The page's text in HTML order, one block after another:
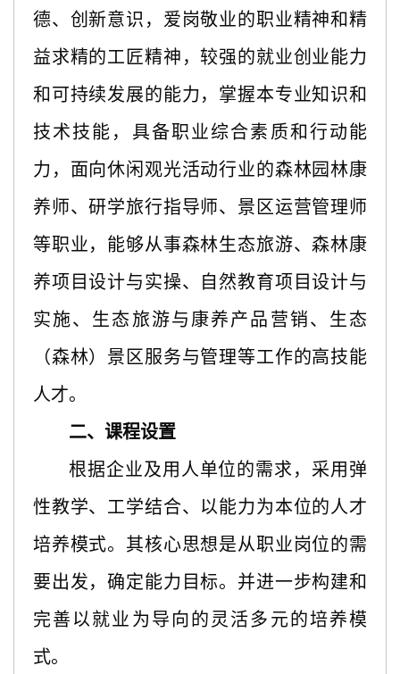
德、创新意识，爱岗敬业的职业精神和精
益求精的工匠精神，较强的就业创业能力
和可持续发展的能力，掌握本专业知识和
技术技能，具备职业综合素质和行动能
力，面向休闲观光活动行业的森林园林康
养师、研学旅行指导师、景区运营管理师
等职业，能够从事森林生态旅游、森林康
养项目设计与实操、自然教育项目设计与
实施、生态旅游与康养产品营销、生态
（森林）景区服务与管理等工作的高技能
人才。
二、课程设置
根据企业及用人单位的需求，采用弹
性教学、工学结合、以能力为本位的人才
培养模式。其核心思想是从职业岗位的需
要出发，确定能力目标。并进一步构建和
完善以就业为导向的灵活多元的培养模
式。